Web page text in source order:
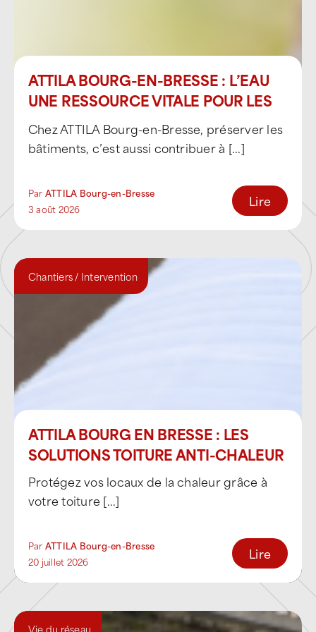
En tant qu’étancheur et couvreur spécialisé,
l’agence prend en charge l’environnement
complet du toit, élément clé de la durabilité
et de la sécurité des bâtiments :
gouttières et réseaux d’eaux pluviales
acrotères
Bardages, éléments de fixation et
structures périphériques
Amélioration thermique et
cheminements sécurisés
Une expertise adaptée aux zones
économiques de Bourg-en-Bresse
Le bassin burgien concentre de nombreuses
zones d’activités structurantes, mêlant
industrie, logistique, artisanat et commerce.
ATTILA Bourg-en-Bresse intervient
ATTILA BOURG-EN-BRESSE : L’EAU
UNE RESSOURCE VITALE POUR LES
ABEILLES
Chez ATTILA Bourg-en-Bresse, préserver les
bâtiments, c’est aussi contribuer à [...]
Par ATTILA Bourg-en-Bresse
3 août 2026
Lire
Chantiers / Intervention
ATTILA BOURG EN BRESSE : LES
SOLUTIONS TOITURE ANTI-CHALEUR
Protégez vos locaux de la chaleur grâce à
votre toiture [...]
Par ATTILA Bourg-en-Bresse
20 juillet 2026
Lire